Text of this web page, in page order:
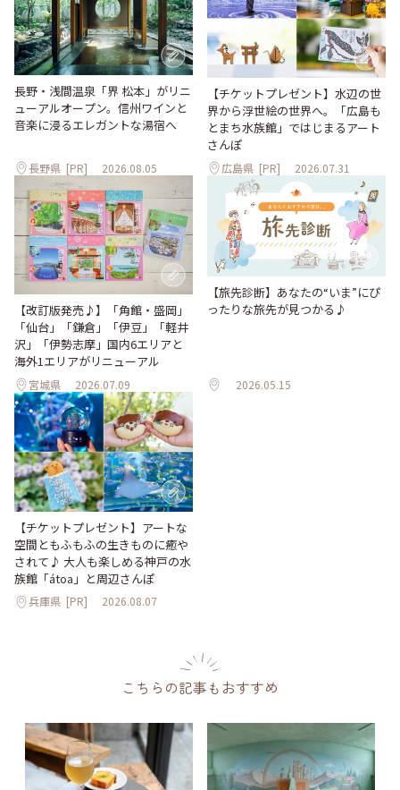
長野・浅間温泉「界 松本」がリニ
ューアルオープン。信州ワインと
音楽に浸るエレガントな湯宿へ
長野県 [PR] 2026.08.05
【チケットプレゼント】水辺の世
界から浮世絵の世界へ。「広島も
とまち水族館」ではじまるアート
さんぽ
広島県 [PR] 2026.07.31
【改訂版発売♪】「角館・盛岡」
「仙台」「鎌倉」「伊豆」「軽井
沢」「伊勢志摩」国内6エリアと
海外1エリアがリニューアル
宮城県 2026.07.09
【旅先診断】あなたの“いま”にぴ
ったりな旅先が見つかる♪
2026.05.15
【チケットプレゼント】アートな
空間ともふもふの生きものに癒や
されて♪ 大人も楽しめる神戸の水
族館「átoa」と周辺さんぽ
兵庫県 [PR] 2026.08.07
こちらの記事もおすすめ